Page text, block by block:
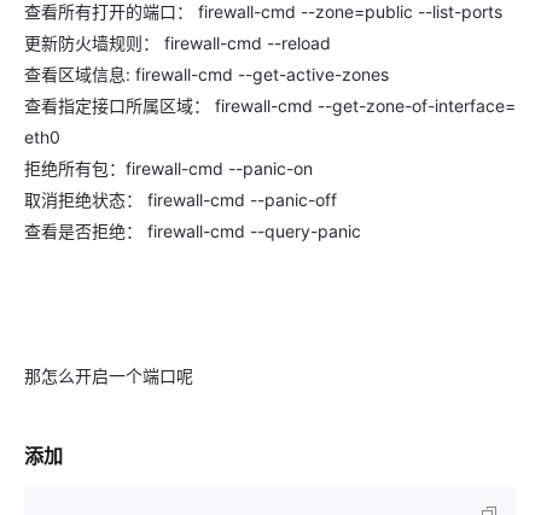
查看所有打开的端口： firewall-cmd --zone=public --list-ports
更新防火墙规则： firewall-cmd --reload
查看区域信息: firewall-cmd --get-active-zones
查看指定接口所属区域： firewall-cmd --get-zone-of-interface=
eth0
拒绝所有包：firewall-cmd --panic-on
取消拒绝状态： firewall-cmd --panic-off
查看是否拒绝： firewall-cmd --query-panic
那怎么开启一个端口呢
添加